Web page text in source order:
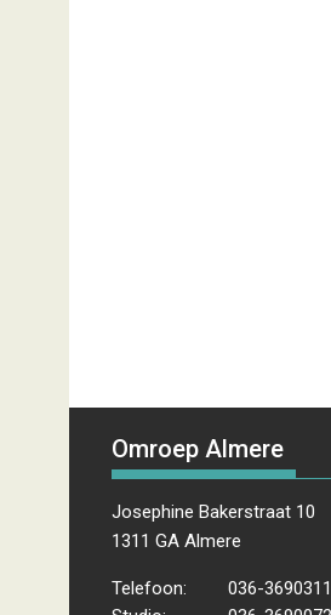
Omroep Almere
Josephine Bakerstraat 10
1311 GA Almere
Telefoon:
036-3690311